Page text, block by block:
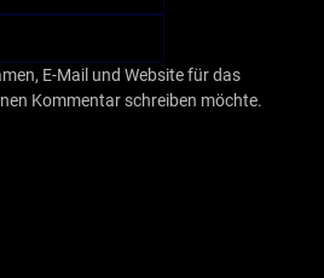
E-Mail und Website für das
Kommentar schreiben möchte.